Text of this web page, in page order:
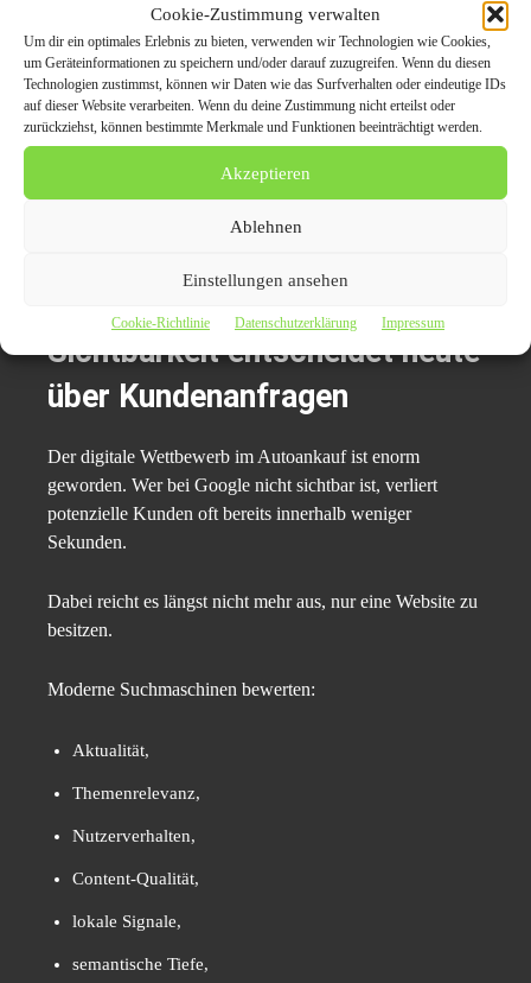
Cookie-Zustimmung verwalten
Um dir ein optimales Erlebnis zu bieten, verwenden wir Technologien wie Cookies,
um Geräteinformationen zu speichern und/oder darauf zuzugreifen. Wenn du diesen
Technologien zustimmst, können wir Daten wie das Surfverhalten oder eindeutige IDs
auf dieser Website verarbeiten. Wenn du deine Zustimmung nicht erteilst oder
zurückziehst, können bestimmte Merkmale und Funktionen beeinträchtigt werden.
Akzeptieren
Ablehnen
Einstellungen ansehen
Cookie-Richtlinie Datenschutzerklärung Impressum
Dadurch steigen oft:
Verkaufschancen,
und Anzahl relevanter Anfragen.
Sichtbarkeit entscheidet heute
über Kundenanfragen
Der digitale Wettbewerb im Autoankauf ist enorm
geworden. Wer bei Google nicht sichtbar ist, verliert
potenzielle Kunden oft bereits innerhalb weniger
Sekunden.
Dabei reicht es längst nicht mehr aus, nur eine Website zu
besitzen.
Moderne Suchmaschinen bewerten:
Aktualität,
Themenrelevanz,
Nutzerverhalten,
Content-Qualität,
lokale Signale,
semantische Tiefe,